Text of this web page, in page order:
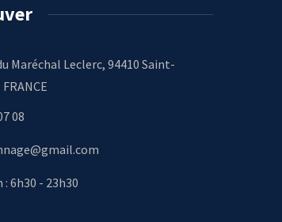
Maréchal Leclerc, 94410 Saint-
08
: 6h30 - 23h30